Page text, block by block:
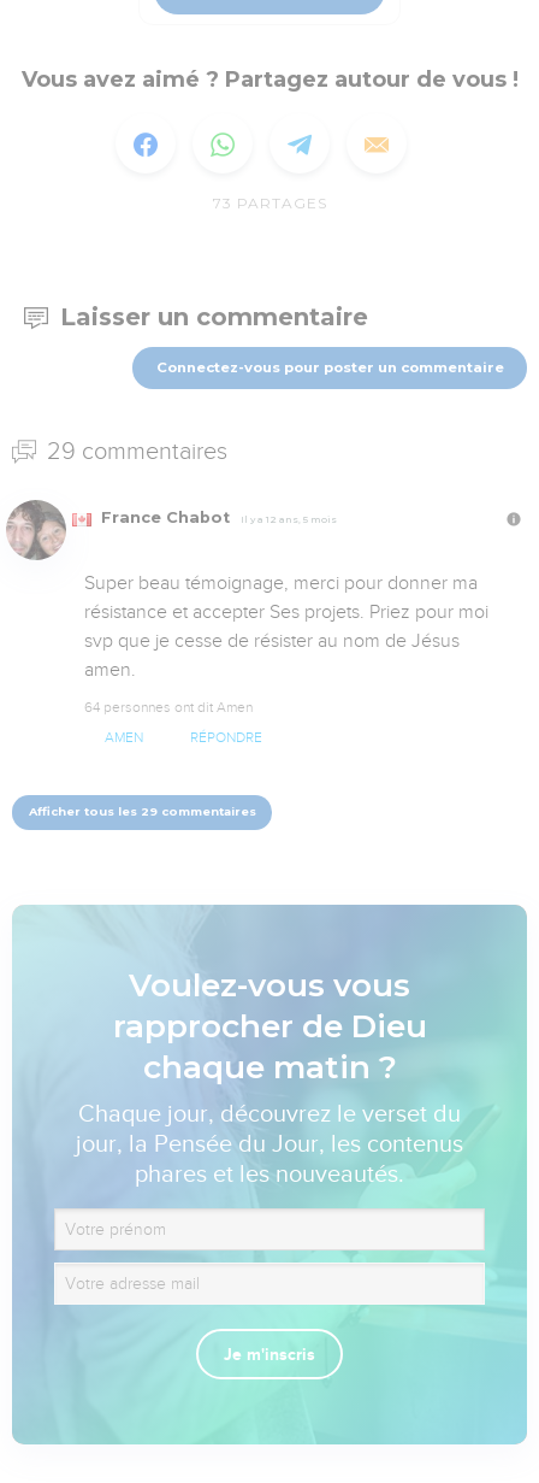
Vous avez aimé ? Partagez autour de vous !
73 PARTAGES
Laisser un commentaire
Connectez-vous pour poster un commentaire
29 commentaires
France Chabot Il y a 12 ans, 5 mois
Super beau témoignage, merci pour donner ma
résistance et accepter Ses projets. Priez pour moi
svp que je cesse de résister au nom de Jésus
amen.
64 personnes ont dit Amen
AMEN RÉPONDRE
Afficher tous les 29 commentaires
Voulez-vous vous
rapprocher de Dieu
chaque matin ?
Chaque jour, découvrez le verset du
jour, la Pensée du Jour, les contenus
phares et les nouveautés.
Je m'inscris